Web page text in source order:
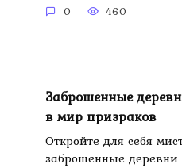
0 460
Заброшенные
в мир призраков
Откройте для себя
заброшенные